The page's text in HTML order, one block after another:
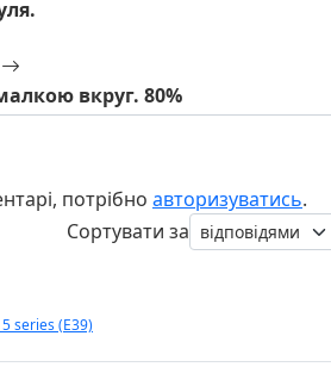
вкруг. 80%
потрібно авторизуватись.
Сортувати за
series (E39)